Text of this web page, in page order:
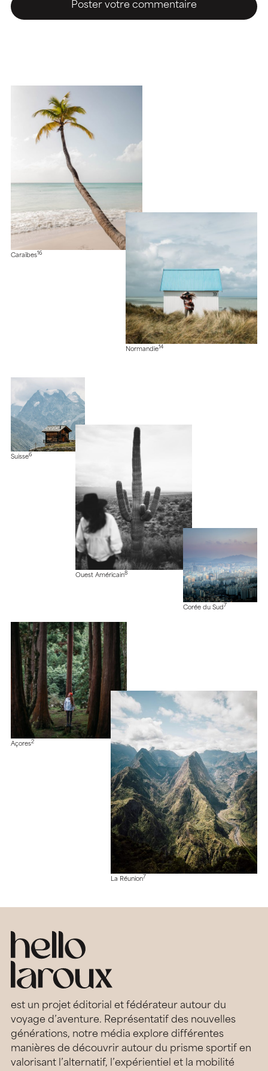
Caraïbes 16
Normandie14
Suisse6
Ouest Américain8
Corée du Sud 7
Açores2
La Réunion7
est un projet éditorial et fédérateur autour du
voyage d’aventure. Représentatif des nouvelles
générations, notre média explore différentes
manières de découvrir autour du prisme sportif en
valorisant l’alternatif, l’expérientiel et la mobilité